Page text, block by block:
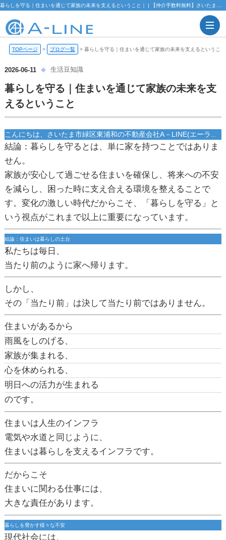
TOPページ > ブログ一覧 > 暮らしを守る｜住まいを通じて家族の未来を支えるということ
2026-06-11 生活豆知識
暮らしを守る｜住まいを通じて家族の未来を支
えるということ
結論：暮らしを守るとは、単に家を持つことではありま
せん。
家族が安心して過ごせる住まいを確保し、将来への不安
を減らし、困った時に支え合える環境を整えることで
す。変化の激しい時代だからこそ、「暮らしを守る」と
いう視点がこれまで以上に重要になっています。
結論：住まいは暮らしの土台
私たちは毎日、
当たり前のように家へ帰ります。
しかし、
その「当たり前」は決して当たり前ではありません。
住まいがあるから
雨風をしのげる、
家族が集まれる、
心を休められる、
明日への活力が生まれる
のです。
住まいは人生のインフラ
電気や水道と同じように、
住まいは暮らしを支えるインフラです。
だからこそ
住まいに関わる仕事には、
大きな責任があります。
暮らしを脅かす様々な不安
現代社会には、